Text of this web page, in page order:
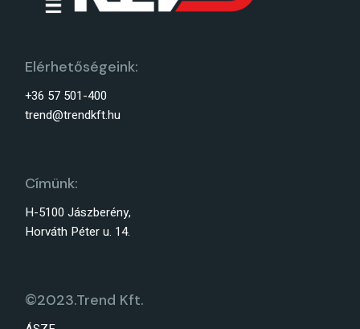
Elérhetőségeink:
+36 57 501-400
trend@trendkft.hu
Címünk:
H-5100 Jászberény,
Horváth Péter u. 14.
©2023.Trend Kft.